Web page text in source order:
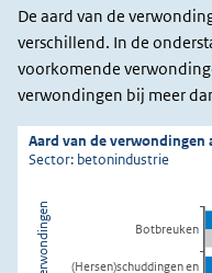
De aard van de
verschillend. In de
voorkomende
verwondingen bij meer